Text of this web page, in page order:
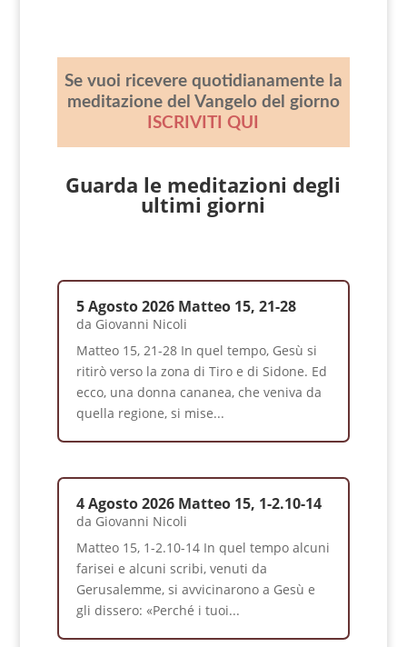
Se vuoi ricevere quotidianamente la
meditazione del Vangelo del giorno
ISCRIVITI QUI
Guarda le meditazioni degli
ultimi giorni
5 Agosto 2026 Matteo 15, 21-28
da Giovanni Nicoli
Matteo 15, 21-28 In quel tempo, Gesù si
ritirò verso la zona di Tiro e di Sidone. Ed
ecco, una donna cananea, che veniva da
quella regione, si mise...
4 Agosto 2026 Matteo 15, 1-2.10-14
da Giovanni Nicoli
Matteo 15, 1-2.10-14 In quel tempo alcuni
farisei e alcuni scribi, venuti da
Gerusalemme, si avvicinarono a Gesù e
gli dissero: «Perché i tuoi...